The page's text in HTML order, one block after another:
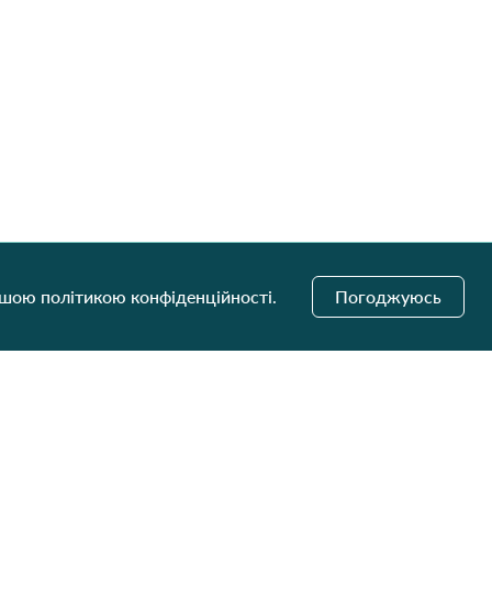
політикою конфіденційності. Погоджуюсь